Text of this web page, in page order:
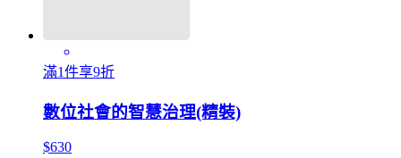
滿1件享9折
數位社會的智慧治理(精裝)
$630